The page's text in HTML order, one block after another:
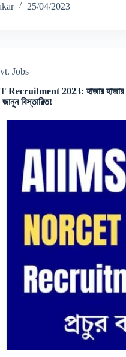
25/04/2023
Jobs
2023: হাজার হাজার
জানুন বিস্তারিত!